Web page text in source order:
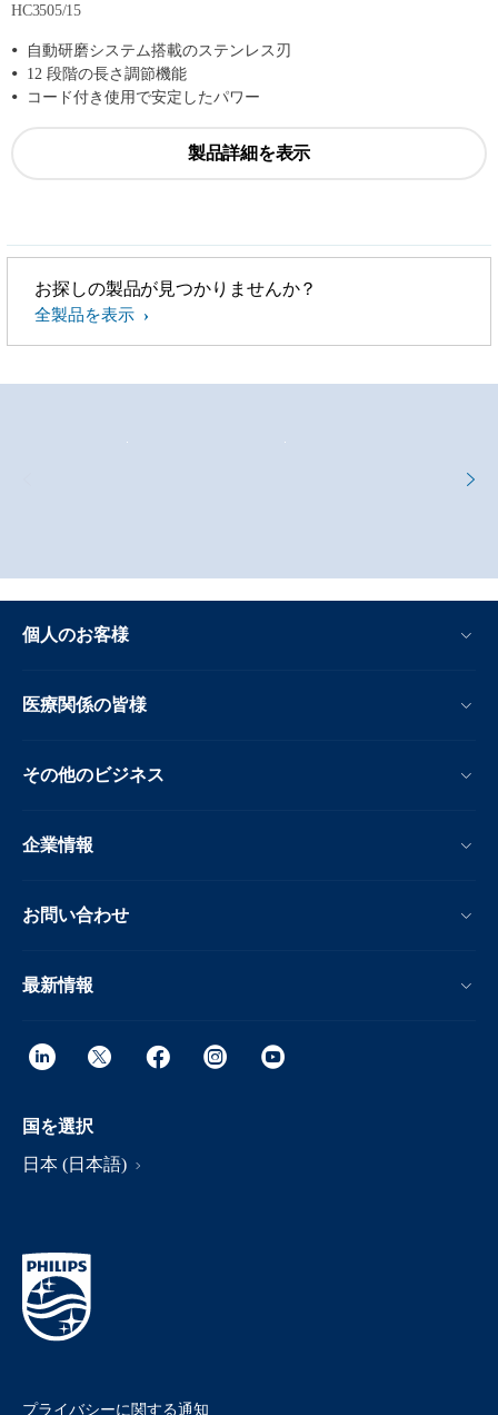
HC3505/15
自動研磨システム搭載のステンレス刃
12 段階の長さ調節機能
コード付き使用で安定したパワー
製品詳細を表示
お探しの製品が見つかりませんか？
全製品を表示
個人のお客様
医療関係の皆様
その他のビジネス
企業情報
お問い合わせ
最新情報
国を選択
日本 (日本語)
プライバシーに関する通知